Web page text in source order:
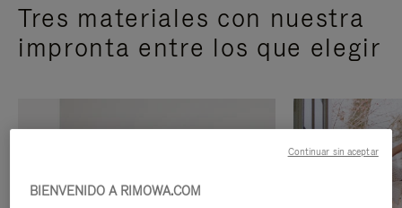
Tres materiales con nuestra
impronta entre los que elegir
BIENVENIDO A RIMOWA.COM
Continuar sin aceptar